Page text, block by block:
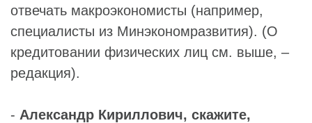
отвечать макроэкономисты (например,
специалисты из Минэкономразвития). (О
кредитовании физических лиц см. выше, –
редакция).
- Александр Кириллович, скажите,